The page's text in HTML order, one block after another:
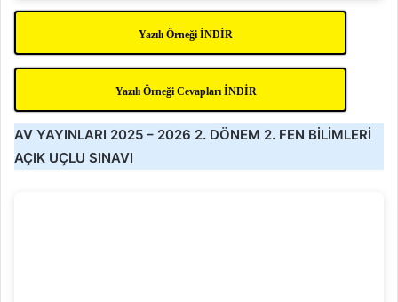
Yazılı Örneği İNDİR
Yazılı Örneği Cevapları İNDİR
AV YAYINLARI 2025 – 2026 2. DÖNEM 2. FEN BİLİMLERİ
AÇIK UÇLU SINAVI